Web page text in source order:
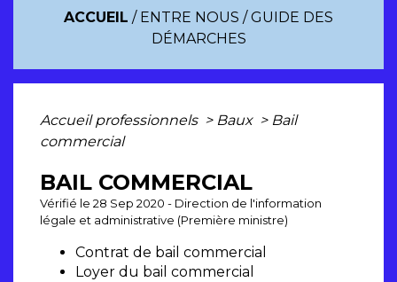
ACCUEIL / ENTRE NOUS /GUIDE DES
DÉMARCHES
Accueil professionnels > Baux > Bail
commercial
BAIL COMMERCIAL
Vérifié le 28 Sep 2020 - Direction de l'information
légale et administrative (Première ministre)
Contrat de bail commercial
Loyer du bail commercial